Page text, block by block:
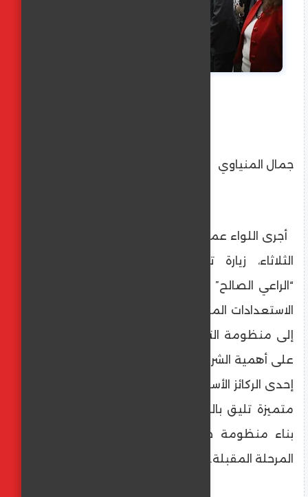
جمال المنياوي
أجرى اللواء عماد كدواني، محافظ المنيا، اليوم
الثلاثاء، زيارة تفقدية موسعة لمستشفى
“الراعي الصالح” بمركز سمالوط، وذلك في إطار
الاستعدادات المكثفة لانضمام محافظة المنيا
إلى منظومة التأمين الصحي الشامل، وتأكيدًا
على أهمية الشراكة مع القطاع الخاص باعتبارها
إحدى الركائز الأساسية في تقديم خدمات صحية
متميزة تليق بالمواطن المنياوي، وتسهم في
بناء منظومة صحية قوية ومستدامة خلال
المرحلة المقبلة.